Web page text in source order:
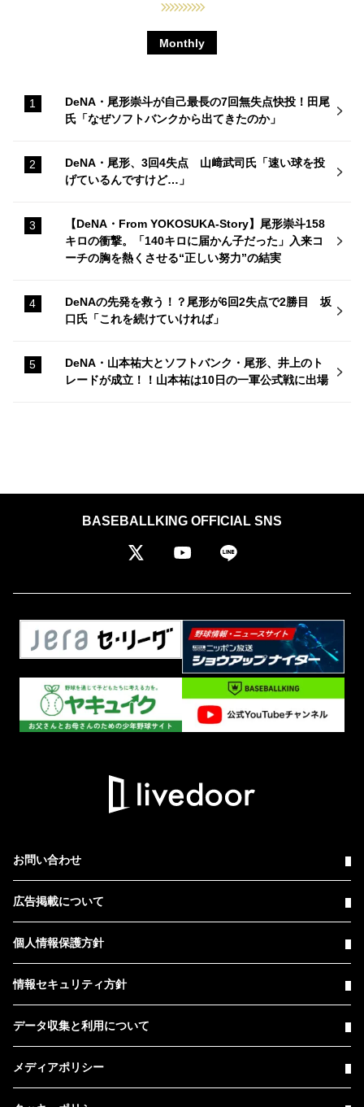
Monthly
DeNA・尾形崇斗が自己最長の7回無失点快投！田尾
氏「なぜソフトバンクから出てきたのか」
DeNA・尾形、3回4失点 山﨑武司氏「速い球を投
げているんですけど…」
【DeNA・From YOKOSUKA-Story】尾形崇斗158
キロの衝撃。「140キロに届かん子だった」入来コ
ーチの胸を熱くさせる“正しい努力”の結実
DeNAの先発を救う！？尾形が6回2失点で2勝目 坂
口氏「これを続けていければ」
DeNA・山本祐大とソフトバンク・尾形、井上のト
レードが成立！！山本祐は10日の一軍公式戦に出場
BASEBALLKING OFFICIAL SNS
お問い合わせ
広告掲載について
個人情報保護方針
情報セキュリティ方針
データ収集と利用について
メディアポリシー